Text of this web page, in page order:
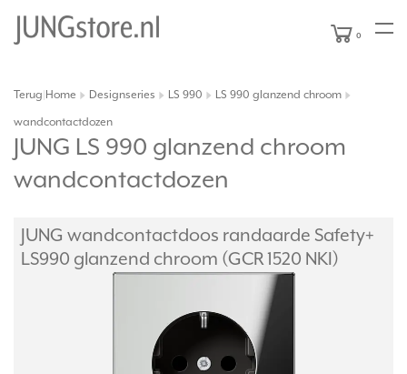
0
Terug Home Designseries LS 990
LS 990 glanzend chroom
wandcontactdozen
JUNG LS 990 glanzend chroom
wandcontactdozen
JUNG wandcontactdoos randaarde Safety+
LS990 glanzend chroom (GCR 1520 NKI)